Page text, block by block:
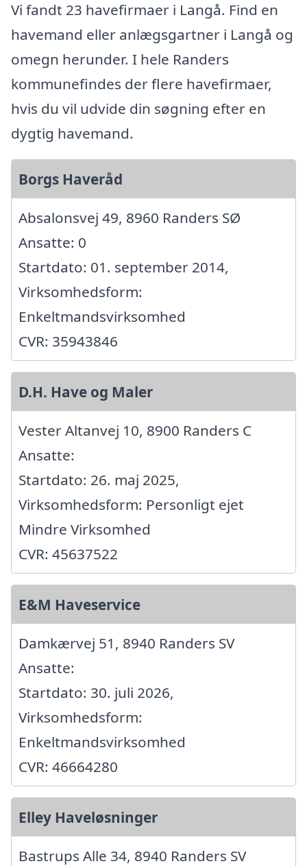
Vi fandt 23 havefirmaer i Langå. Find en
havemand eller anlægsgartner i Langå og
omegn herunder. I hele Randers
kommunefindes der flere havefirmaer,
hvis du vil udvide din søgning efter en
dygtig havemand.
Borgs Haveråd
Absalonsvej 49, 8960 Randers SØ
Ansatte: 0
Startdato: 01. september 2014,
Virksomhedsform:
Enkeltmandsvirksomhed
CVR: 35943846
D.H. Have og Maler
Vester Altanvej 10, 8900 Randers C
Ansatte:
Startdato: 26. maj 2025,
Virksomhedsform: Personligt ejet
Mindre Virksomhed
CVR: 45637522
E&M Haveservice
Damkærvej 51, 8940 Randers SV
Ansatte:
Startdato: 30. juli 2026,
Virksomhedsform:
Enkeltmandsvirksomhed
CVR: 46664280
Elley Haveløsninger
Bastrups Alle 34, 8940 Randers SV